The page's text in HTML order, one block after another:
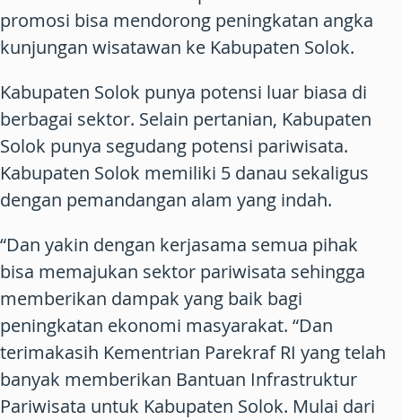
promosi bisa mendorong peningkatan angka
kunjungan wisatawan ke Kabupaten Solok.
Kabupaten Solok punya potensi luar biasa di
berbagai sektor. Selain pertanian, Kabupaten
Solok punya segudang potensi pariwisata.
Kabupaten Solok memiliki 5 danau sekaligus
dengan pemandangan alam yang indah.
“Dan yakin dengan kerjasama semua pihak
bisa memajukan sektor pariwisata sehingga
memberikan dampak yang baik bagi
peningkatan ekonomi masyarakat. “Dan
terimakasih Kementrian Parekraf RI yang telah
banyak memberikan Bantuan Infrastruktur
Pariwisata untuk Kabupaten Solok. Mulai dari